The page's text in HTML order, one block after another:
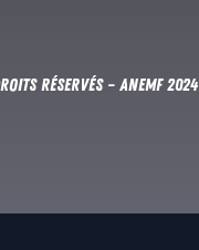
réservés – Anemf 2024